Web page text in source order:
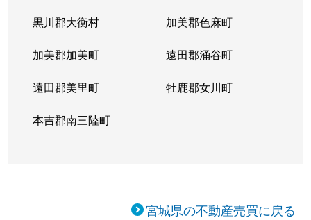
黒川郡大衡村 加美郡色麻町
加美郡加美町 遠田郡涌谷町
遠田郡美里町 牡鹿郡女川町
本吉郡南三陸町
宮城県の不動産売買に戻る